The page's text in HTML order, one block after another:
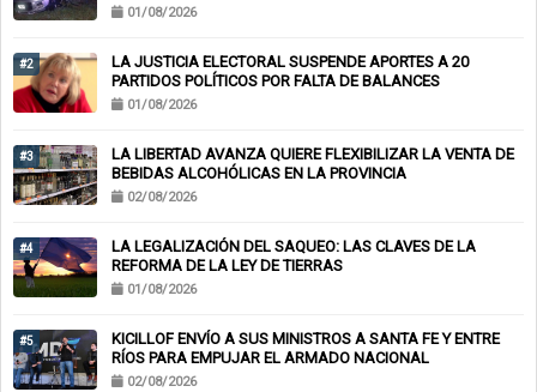
01/08/2026
#2
LA JUSTICIA ELECTORAL SUSPENDE APORTES A 20
PARTIDOS POLÍTICOS POR FALTA DE BALANCES
01/08/2026
#3
LA LIBERTAD AVANZA QUIERE FLEXIBILIZAR LA VENTA DE
BEBIDAS ALCOHÓLICAS EN LA PROVINCIA
02/08/2026
#4
LA LEGALIZACIÓN DEL SAQUEO: LAS CLAVES DE LA
REFORMA DE LA LEY DE TIERRAS
01/08/2026
#5
KICILLOF ENVÍO A SUS MINISTROS A SANTA FE Y ENTRE
RÍOS PARA EMPUJAR EL ARMADO NACIONAL
02/08/2026